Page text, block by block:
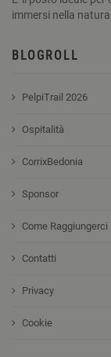
immersi nella natura.
BLOGROLL
PelpiTrail 2026
Ospitalità
CorrixBedonia
Sponsor
Come Raggiungerci
Contatti
Privacy
Cookie